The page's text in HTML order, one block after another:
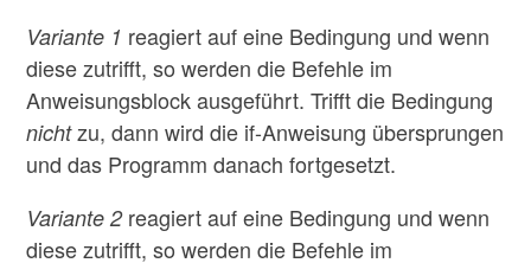
Variante 1 reagiert auf eine Bedingung und wenn
diese zutrifft, so werden die Befehle im
Anweisungsblock ausgeführt. Trifft die Bedingung
nichtzu, dann wird die if-Anweisung übersprungen
und das Programm danach fortgesetzt.
Variante 2reagiert auf eine Bedingung und wenn
diese zutrifft, so werden die Befehle im